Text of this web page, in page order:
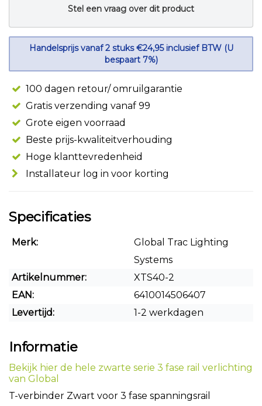
Stel een vraag over dit product
Handelsprijs vanaf 2 stuks €24,95 inclusief BTW (U
bespaart 7%)
100 dagen retour/ omruilgarantie
Gratis verzending vanaf 99
Grote eigen voorraad
Beste prijs-kwaliteitverhouding
Hoge klanttevredenheid
Installateur log in voor korting
Specificaties
Merk:
Global Trac Lighting
Systems
Artikelnummer:
XTS40-2
EAN:
6410014506407
Levertijd:
1-2 werkdagen
Informatie
Bekijk hier de hele zwarte serie 3 fase rail verlichting
van Global
T-verbinder Zwart voor 3 fase spanningsrail